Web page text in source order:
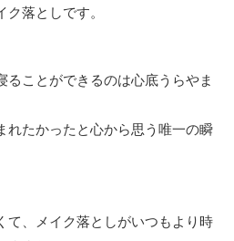
落としです。
ることができるのは心底うらやま
れたかったと心から思う唯一の瞬
て、メイク落としがいつもより時